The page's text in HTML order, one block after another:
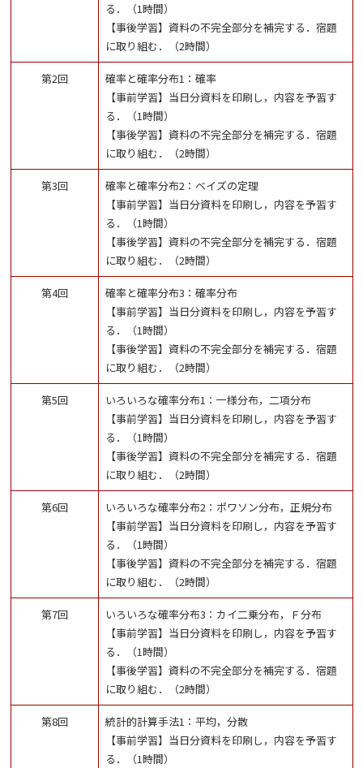
る．（1時間）
【事後学習】資料の不完全部分を補完する．宿題
に取り組む．（2時間）
第2回
確率と確率分布1：確率
【事前学習】当日分資料を印刷し，内容を予習す
る．（1時間）
【事後学習】資料の不完全部分を補完する．宿題
に取り組む．（2時間）
第3回
確率と確率分布2：ベイズの定理
【事前学習】当日分資料を印刷し，内容を予習す
る．（1時間）
【事後学習】資料の不完全部分を補完する．宿題
に取り組む．（2時間）
第4回
確率と確率分布3：確率分布
【事前学習】当日分資料を印刷し，内容を予習す
る．（1時間）
【事後学習】資料の不完全部分を補完する．宿題
に取り組む．（2時間）
第5回
いろいろな確率分布1：一様分布，二項分布
【事前学習】当日分資料を印刷し，内容を予習す
る．（1時間）
【事後学習】資料の不完全部分を補完する．宿題
に取り組む．（2時間）
第6回
いろいろな確率分布2：ポワソン分布，正規分布
【事前学習】当日分資料を印刷し，内容を予習す
る．（1時間）
【事後学習】資料の不完全部分を補完する．宿題
に取り組む．（2時間）
第7回
いろいろな確率分布3：カイ二乗分布，Ｆ分布
【事前学習】当日分資料を印刷し，内容を予習す
る．（1時間）
【事後学習】資料の不完全部分を補完する．宿題
に取り組む．（2時間）
第8回
統計的計算手法1：平均，分散
【事前学習】当日分資料を印刷し，内容を予習す
る．（1時間）